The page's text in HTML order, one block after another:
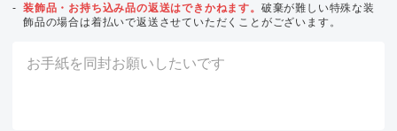
装飾品・お持ち込み品の返送はできかねます。 破棄が難しい特殊な装
飾品の場合は着払いで返送させていただくことがございます。